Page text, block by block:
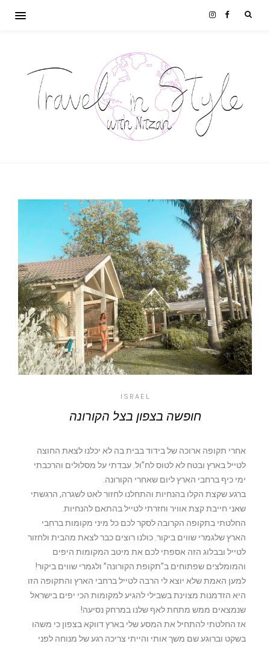
ISRAEL
חופשה בצפון בצל הקורונה
אחרי תקופה ארוכה של בידוד בבית בה לא יכלנו לצאת החוצה
לטייל בארץ ובטח לא לטוס לח”ול. עבדתי על מסלולים והרכבתי
ימי כיף ברחבי הארץ ליום שאחרי הקורונה.
ברגע שקצת הקלו בהנחיות והתחלנו לחזור לאט לשגרה, הרגשתי
שאני חייבת קצת אוויר וחזרתי לטייל בהתאם להנחיות.
החלטתי בתקופה הקרובה לסקר לכם כל מיני מקומות ברחבי
הארץ שלגמרי שווים ביקור. כולנו רוצים כבר לצאת מהבית ולחזור
לטייל ובבלוג הזה אספתי לכם את מיטב המקומות היפים
והמומלצים שפתוחים ב”תקופת הקורונה” ולגמרי שווים ביקור!
למען האמת שלא יוצא לי הרבה לטייל ברחבי הארץ והתקופה הזו
היא הזדמנות מצוינת בשבילי להגיע למקומות הכי יפים בישראל
שנמצאים ממש מתחת לאף שלנו במרחק נסיעה!
אז החלטתי להתחיל את המסע שלי בארץ דווקא בצפון כי משהו
בשקט וברוגע שם משך אותי והייתי צריכה רגע של מנוחה לפני